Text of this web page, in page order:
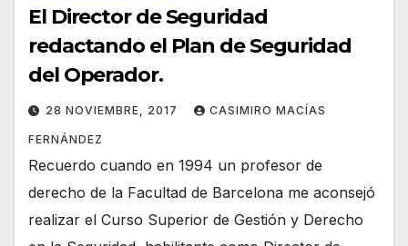
El Director de Seguridad
redactando el Plan de Seguridad
del Operador.
28 NOVIEMBRE, 2017 CASIMIRO MACÍAS
FERNÁNDEZ
Recuerdo cuando en 1994 un profesor de
derecho de la Facultad de Barcelona me aconsejó
realizar el Curso Superior de Gestión y Derecho